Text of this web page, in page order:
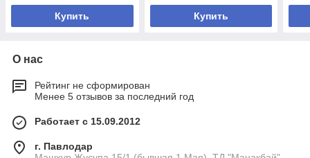
Купить Купить
О нас
Рейтинг не сформирован
Менее 5 отзывов за последний год
Работает с 15.09.2012
г. Павлодар